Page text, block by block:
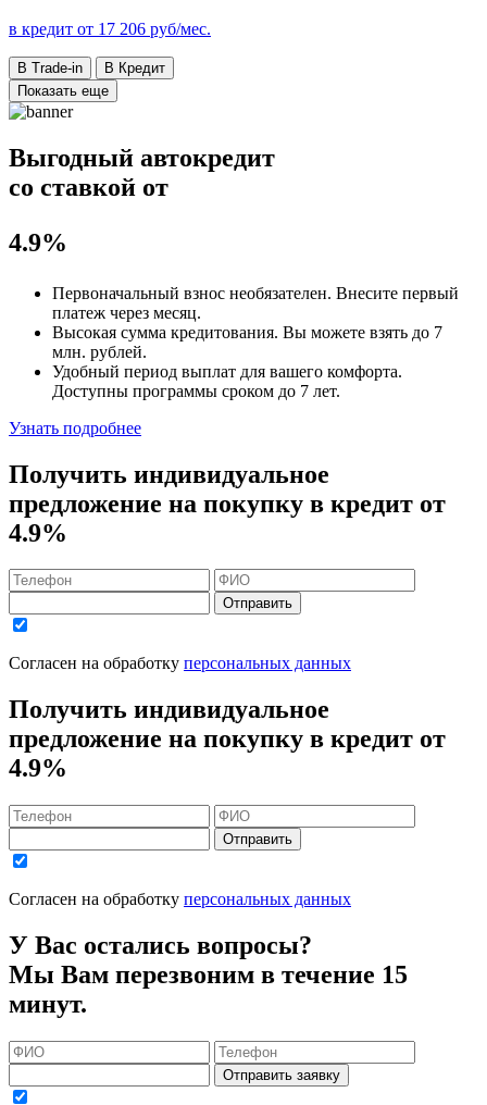
в кредит от 17 206 руб/мес.
В Trade-in
В Кредит
Показать еще
Выгодный автокредит
со ставкой от
4.9%
Первоначальный взнос необязателен. Внесите первый
платеж через месяц.
Высокая сумма кредитования. Вы можете взять до 7
млн. рублей.
Удобный период выплат для вашего комфорта.
Доступны программы сроком до 7 лет.
Узнать подробнее
Получить индивидуальное
предложение на покупку в кредит от
4.9%
Отправить
Согласен на обработку персональных данных
Получить индивидуальное
предложение на покупку в кредит от
4.9%
Отправить
Согласен на обработку персональных данных
У Вас остались вопросы?
Мы Вам перезвоним в течение 15
минут.
Отправить заявку